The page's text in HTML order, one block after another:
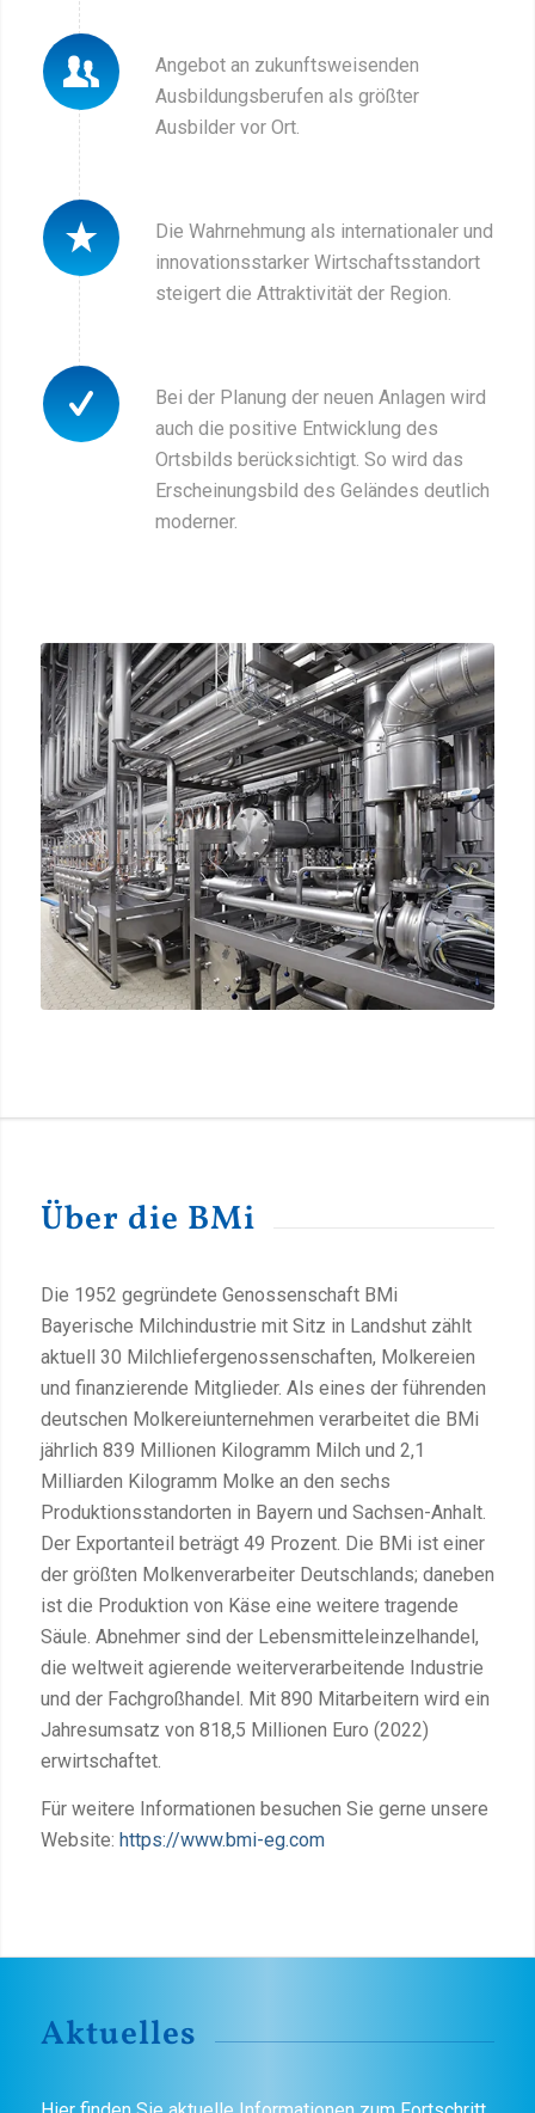
Angebot an zukunftsweisenden
Ausbildungsberufen als größter
Ausbilder vor Ort.
Die Wahrnehmung als internationaler und
innovationsstarker Wirtschaftsstandort
steigert die Attraktivität der Region.
Bei der Planung der neuen Anlagen wird
auch die positive Entwicklung des
Ortsbilds berücksichtigt. So wird das
Erscheinungsbild des Geländes deutlich
moderner.
Über die BMi
Die 1952 gegründete Genossenschaft BMi
Bayerische Milchindustrie mit Sitz in Landshut zählt
aktuell 30 Milchliefergenossenschaften, Molkereien
und finanzierende Mitglieder. Als eines der führenden
deutschen Molkereiunternehmen verarbeitet die BMi
jährlich 839 Millionen Kilogramm Milch und 2,1
Milliarden Kilogramm Molke an den sechs
Produktionsstandorten in Bayern und Sachsen-Anhalt.
Der Exportanteil beträgt 49 Prozent. Die BMi ist einer
der größten Molkenverarbeiter Deutschlands; daneben
ist die Produktion von Käse eine weitere tragende
Säule. Abnehmer sind der Lebensmitteleinzelhandel,
die weltweit agierende weiterverarbeitende Industrie
und der Fachgroßhandel. Mit 890 Mitarbeitern wird ein
Jahresumsatz von 818,5 Millionen Euro (2022)
erwirtschaftet.
Für weitere Informationen besuchen Sie gerne unsere
Website: https://www.bmi-eg.com
Aktuelles